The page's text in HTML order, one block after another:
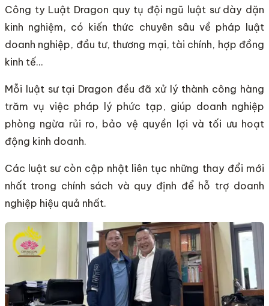
Công ty Luật Dragon quy tụ đội ngũ luật sư dày dặn
kinh nghiệm, có kiến thức chuyên sâu về pháp luật
doanh nghiệp, đầu tư, thương mại, tài chính, hợp đồng
kinh tế…
Mỗi luật sư tại Dragon đều đã xử lý thành công hàng
trăm vụ việc pháp lý phức tạp, giúp doanh nghiệp
phòng ngừa rủi ro, bảo vệ quyền lợi và tối ưu hoạt
động kinh doanh.
Các luật sư còn cập nhật liên tục những thay đổi mới
nhất trong chính sách và quy định để hỗ trợ doanh
nghiệp hiệu quả nhất.